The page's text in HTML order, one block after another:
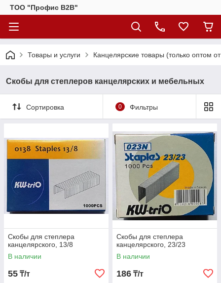
ТОО "Профис В2В"
Товары и услуги Канцелярские товары (только оптом
Скобы для степлеров канцелярских и мебельных
Сортировка 0 Фильтры
Скобы для степлера
канцелярского, 13/8
В наличии
55 ₸/т
Скобы для степлера
канцелярского, 23/23
В наличии
186 ₸/т